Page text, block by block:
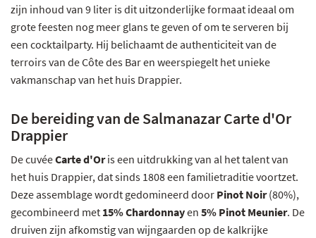
zijn inhoud van 9 liter is dit uitzonderlijke formaat ideaal om
grote feesten nog meer glans te geven of om te serveren bij
een cocktailparty. Hij belichaamt de authenticiteit van de
terroirs van de Côte des Bar en weerspiegelt het unieke
vakmanschap van het huis Drappier.
De bereiding van de Salmanazar Carte d'Or
Drappier
De cuvéeCarte d'Oris een uitdrukking van al het talent van
het huis Drappier, dat sinds 1808 een familietraditie voortzet.
Deze assemblage wordt gedomineerd door Pinot Noir(80%),
gecombineerd met 15% Chardonnayen 5% Pinot Meunier. De
druiven zijn afkomstig van wijngaarden op de kalkrijke